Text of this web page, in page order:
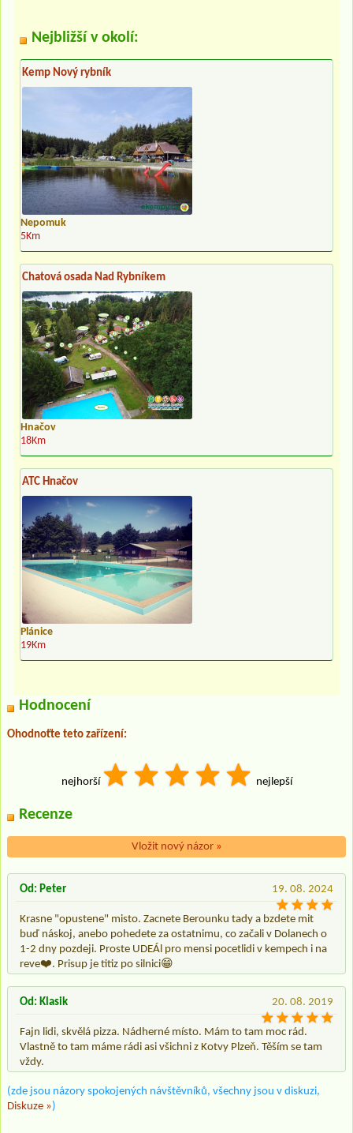
Nejbližší v okolí:
Kemp Nový rybník
Nepomuk
5Km
Chatová osada Nad Rybníkem
Hnačov
18Km
ATC Hnačov
Plánice
19Km
Hodnocení
Ohodnoťte teto zařízení:
nejhorší nejlepší
Recenze
Vložit nový názor »
19. 08. 2024
Od: Peter
Krasne "opustene" misto. Zacnete Berounku tady a bzdete mit
buď náskoj, anebo pohedete za ostatnimu, co začali v Dolanech o
1-2 dny pozdeji. Proste UDEÁl pro mensi pocetlidi v kempech i na
reve❤️. Prisup je titiz po silnici😁
20. 08. 2019
Od: Klasik
Fajn lidi, skvělá pizza. Nádherné místo. Mám to tam moc rád.
Vlastně to tam máme rádi asi všichni z Kotvy Plzeň. Těším se tam
vždy.
(zde jsou názory spokojených návštěvníků, všechny jsou v diskuzi,
Diskuze »)